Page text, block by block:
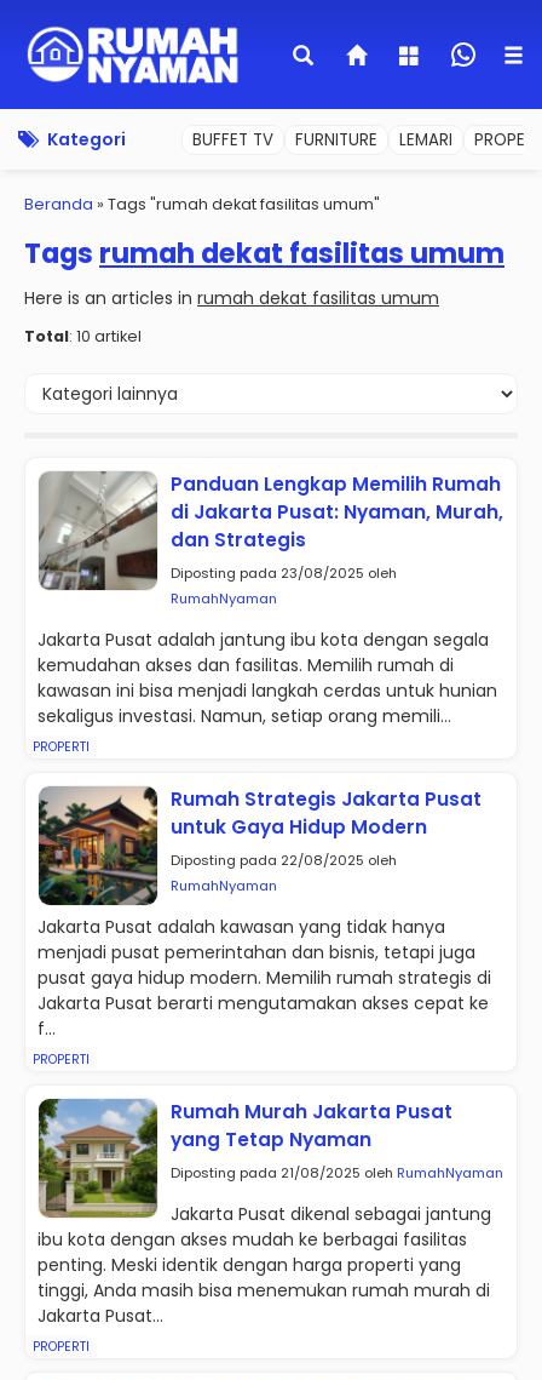
Kategori BUFFET TV FURNITURE LEMARI
Beranda » Tags "rumah dekat fasilitas umum"
Tags rumah dekat fasilitas umum
Here is an articles in rumah dekat fasilitas umum
Total: 10 artikel
Panduan Lengkap Memilih Rumah
di Jakarta Pusat: Nyaman, Murah,
dan Strategis
Diposting pada 23/08/2025 oleh
RumahNyaman
Jakarta Pusat adalah jantung ibu kota dengan segala
kemudahan akses dan fasilitas. Memilih rumah di
kawasan ini bisa menjadi langkah cerdas untuk hunian
sekaligus investasi. Namun, setiap orang memili...
PROPERTI
Rumah Strategis Jakarta Pusat
untuk Gaya Hidup Modern
Diposting pada 22/08/2025 oleh
RumahNyaman
Jakarta Pusat adalah kawasan yang tidak hanya
menjadi pusat pemerintahan dan bisnis, tetapi juga
pusat gaya hidup modern. Memilih rumah strategis di
Jakarta Pusat berarti mengutamakan akses cepat ke
f...
PROPERTI
Rumah Murah Jakarta Pusat
yang Tetap Nyaman
Diposting pada 21/08/2025 oleh RumahNyaman
Jakarta Pusat dikenal sebagai jantung
ibu kota dengan akses mudah ke berbagai fasilitas
penting. Meski identik dengan harga properti yang
tinggi, Anda masih bisa menemukan rumah murah di
Jakarta Pusat...
PROPERTI